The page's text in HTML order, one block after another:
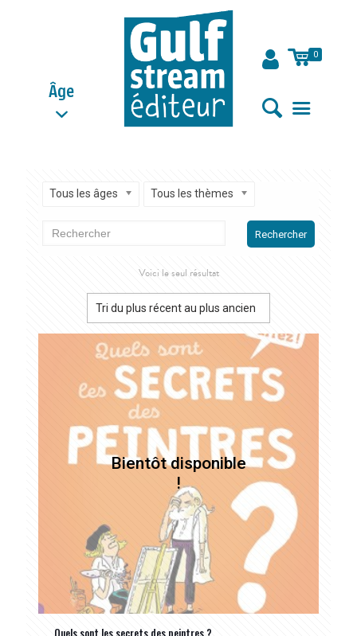
Âge
0
Tous les âges Tous les thèmes
Rechercher
Voici le seul résultat
Quels sont les secrets des peintres ?